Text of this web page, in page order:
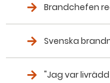
Brandchefen
Svenska
"Jag var